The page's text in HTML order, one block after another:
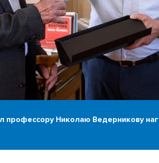
профессору Николаю Ведерникову